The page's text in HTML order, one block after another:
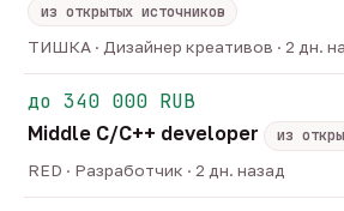
из открытых источников
ТИШКА · Дизайнер креативов · 2 дн.
до 340 000 RUB
Middle C/C++ developer
из
RED · Разработчик · 2 дн. назад